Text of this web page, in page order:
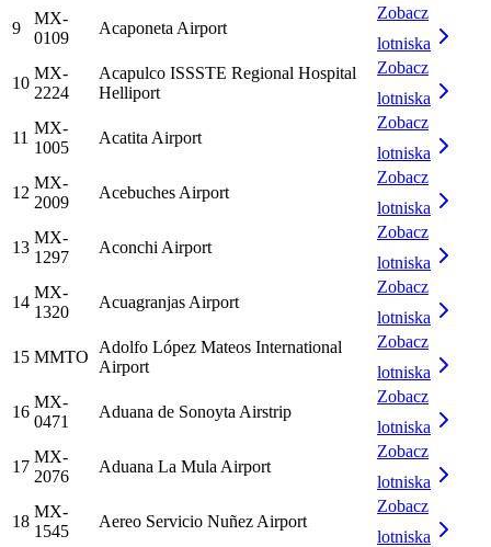
9
MX-
0109
Acaponeta Airport
Zobacz
lotniska
10
MX-
2224
Acapulco ISSSTE Regional Hospital
Helliport
Zobacz
lotniska
11
MX-
1005
Acatita Airport
Zobacz
lotniska
12
MX-
2009
Acebuches Airport
Zobacz
lotniska
13
MX-
1297
Aconchi Airport
Zobacz
lotniska
14
MX-
1320
Acuagranjas Airport
Zobacz
lotniska
15 MMTO
Adolfo López Mateos International
Airport
Zobacz
lotniska
16
MX-
0471
Aduana de Sonoyta Airstrip
Zobacz
lotniska
17
MX-
2076
Aduana La Mula Airport
Zobacz
lotniska
18
MX-
1545
Aereo Servicio Nuñez Airport
Zobacz
lotniska